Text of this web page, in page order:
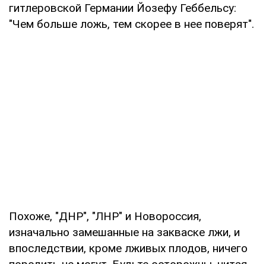
гитлеровской Германии Йозефу Геббельсу:
"Чем больше ложь, тем скорее в нее поверят".
Похоже, "ДНР", "ЛНР" и Новороссия,
изначально замешанные на закваске лжи, и
впоследствии, кроме лживых плодов, ничего